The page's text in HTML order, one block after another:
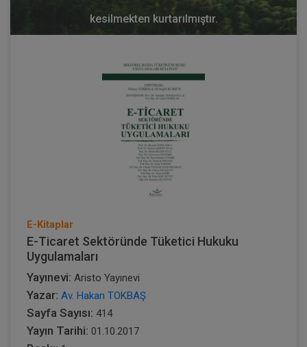
kesilmekten kurtarılmıştır.
E-Kitaplar
E-Ticaret Sektöründe Tüketici Hukuku
Uygulamaları
Yayınevi: Aristo Yayınevi
Yazar: Av. Hakan TOKBAŞ
Sayfa Sayısı: 414
Yayın Tarihi: 01.10.2017